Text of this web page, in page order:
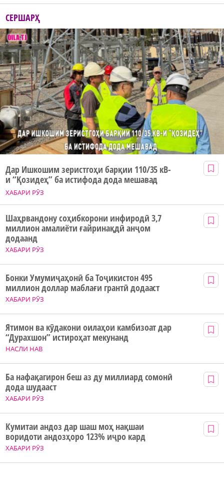
СЕРШАРҲ
ХАБАРИ РӮЗ
Дар Ишкошим зеристгоҳи барқии 110/35 кВ-
и “Қозидеҳ” ба истифода дода мешавад
ХАБАРИ РӮЗ
Шаҳрвандону соҳибкорони инфиродӣ 3,7
миллион амалиёти ғайринақдӣ анҷом
додаанд
ХАБАРИ РӮЗ
Бонки Умумиҷаҳонӣ ба Тоҷикистон 495
миллион доллар маблағи грантӣ додааст
НАСЛИ НАВ
Ятимон ва кӯдакони оилаҳои камбизоат дар
“Дурахшон” истироҳат мекунанд
ХАБАРИ РӮЗ
Ба нафақагирон беш аз ду миллиард сомонӣ
дода шудааст
ХАБАРИ РӮЗ
Кумитаи андоз дар шаш моҳ нақшаи
воридоти андозҳоро 123% иҷро кард